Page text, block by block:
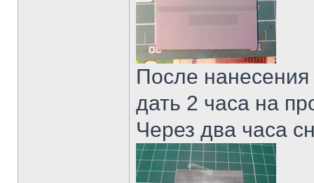
После
дать 2 часа на
Через два часа